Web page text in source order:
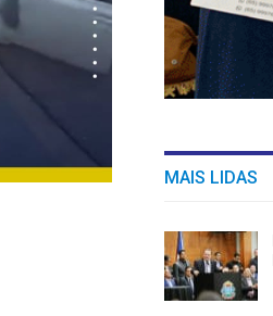
MAIS LIDAS